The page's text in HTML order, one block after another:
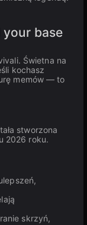
base
Świetna na
kochasz
memów — to
stworzona
2026 roku.
skrzyń,